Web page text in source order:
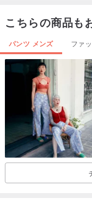
- パンツの長さ112 cm
- チェコスロバキア製
アンティークアンティー
・ヴィンテージ製品はき
ただし、商品のステータ
ることはできません。
色の違い、しみ、
折れ、革のエンボス加工、
上記の条件を受け入れて再
または古代の店の店先に変
こちらの商品も
パンツ メンズ ファ